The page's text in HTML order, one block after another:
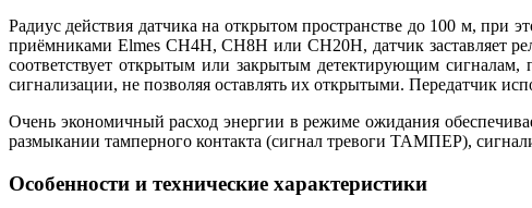
Радиус действия датчика на открытом пространстве до 100 м,
приёмниками Elmes CH4H, CH8H или CH20H, датчик заставляет
соответствует открытым или закрытым детектирующим
сигнализации, не позволяя оставлять их открытыми. Передатчик
Очень экономичный расход энергии в режиме ожидания
размыкании тамперного контакта (сигнал тревоги ТАМПЕР),
Особенности и технические характеристики